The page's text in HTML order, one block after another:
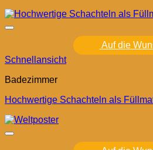
Auf die
Schnellansicht
Badezimmer
Hochwertige Schachteln als